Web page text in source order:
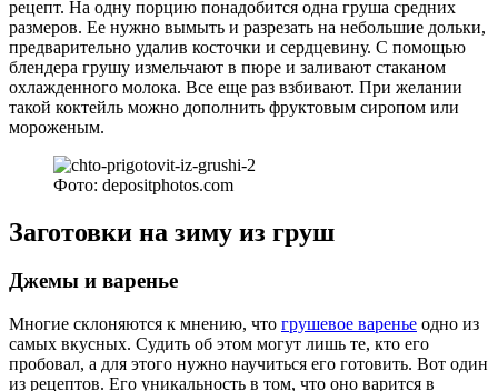
рецепт. На одну порцию понадобится одна груша средних
размеров. Ее нужно вымыть и разрезать на небольшие дольки,
предварительно удалив косточки и сердцевину. С помощью
блендера грушу измельчают в пюре и заливают стаканом
охлажденного молока. Все еще раз взбивают. При желании
такой коктейль можно дополнить фруктовым сиропом или
мороженым.
Фото: depositphotos.com
Заготовки на зиму из груш
Джемы и варенье
Многие склоняются к мнению, что грушевое варенье одно из
самых вкусных. Судить об этом могут лишь те, кто его
пробовал, а для этого нужно научиться его готовить. Вот один
из рецептов. Его уникальность в том, что оно варится в